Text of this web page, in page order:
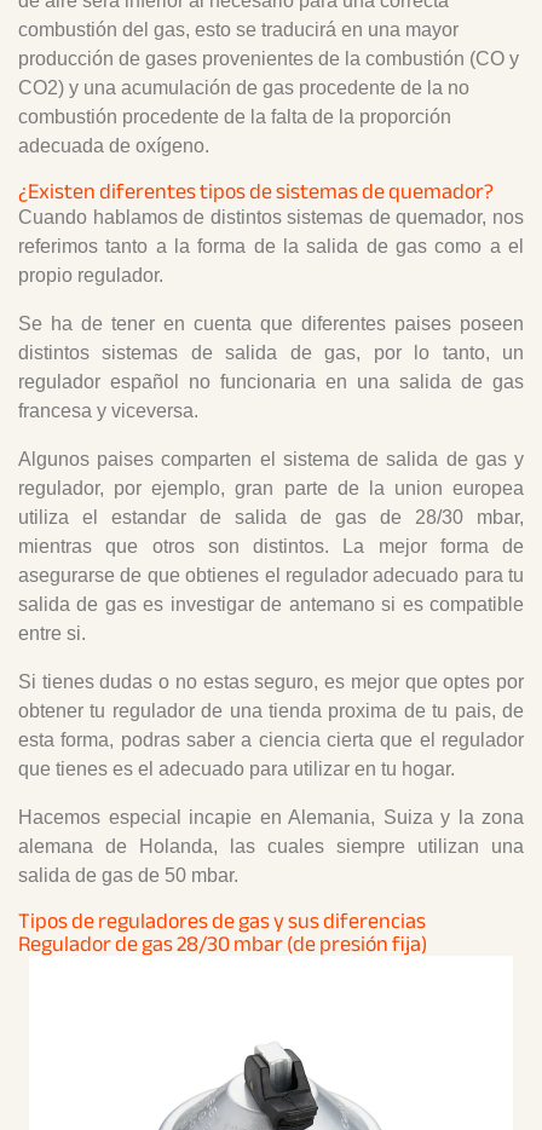
combustión del gas, esto se traducirá en una mayor
producción de gases provenientes de la combustión (CO y
CO2) y una acumulación de gas procedente de la no
combustión procedente de la falta de la proporción
adecuada de oxígeno.
¿Existen diferentes tipos de sistemas de quemador?
Cuando hablamos de distintos sistemas de quemador, nos
referimos tanto a la forma de la salida de gas como a el
propio regulador.
Se ha de tener en cuenta que diferentes paises poseen
distintos sistemas de salida de gas, por lo tanto, un
regulador español no funcionaria en una salida de gas
francesa y viceversa.
Algunos paises comparten el sistema de salida de gas y
regulador, por ejemplo, gran parte de la union europea
utiliza el estandar de salida de gas de 28/30 mbar,
mientras que otros son distintos. La mejor forma de
asegurarse de que obtienes el regulador adecuado para tu
salida de gas es investigar de antemano si es compatible
entre si.
Si tienes dudas o no estas seguro, es mejor que optes por
obtener tu regulador de una tienda proxima de tu pais, de
esta forma, podras saber a ciencia cierta que el regulador
que tienes es el adecuado para utilizar en tu hogar.
Hacemos especial incapie en Alemania, Suiza y la zona
alemana de Holanda, las cuales siempre utilizan una
salida de gas de 50 mbar.
Tipos de reguladores de gas y sus diferencias
Regulador de gas 28/30 mbar (de presión fija)